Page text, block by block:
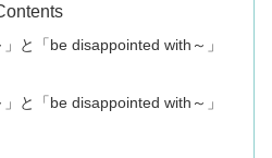
と「be disappointed with～」
と「be disappointed with～」